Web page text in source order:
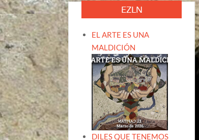
EZLN
EL ARTE ES UNA
MALDICIÓN
DILES QUE TENEMOS